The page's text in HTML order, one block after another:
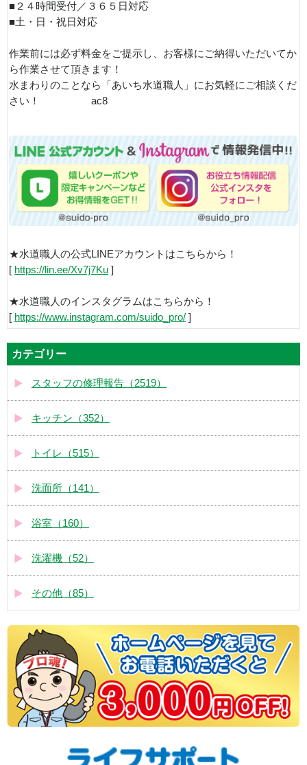
■２４時間受付／３６５日対応
■土・日・祝日対応
作業前には必ず料金をご提示し、お客様にご納得いただいてか
ら作業させて頂きます！
水まわりのことなら「あいち水道職人」にお気軽にご相談くだ
さい！ ac8
★水道職人の公式LINEアカウントはこちらから！
[ https://lin.ee/Xv7j7Ku ]
★水道職人のインスタグラムはこちらから！
[ https://www.instagram.com/suido_pro/ ]
カテゴリー
スタッフの修理報告（2519）
キッチン（352）
トイレ（515）
洗面所（141）
浴室（160）
洗濯機（52）
その他（85）